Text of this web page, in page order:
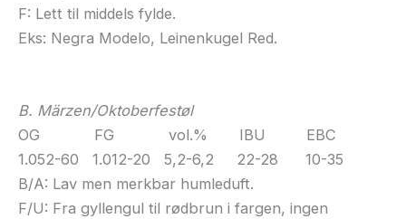
F: Lett til middels fylde.
Eks: Negra Modelo, Leinenkugel Red.
B. Märzen/Oktoberfestøl
OG FG vol.% IBU EBC
1.052-60 1.012-20 5,2-6,2 22-28 10-35
B/A: Lav men merkbar humleduft.
F/U: Fra gyllengul til rødbrun i fargen, ingen